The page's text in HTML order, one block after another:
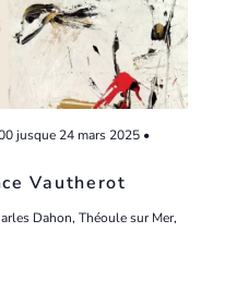
Vautherot
jusque 24 mars 2025 •
Dahon, Théoule sur Mer,